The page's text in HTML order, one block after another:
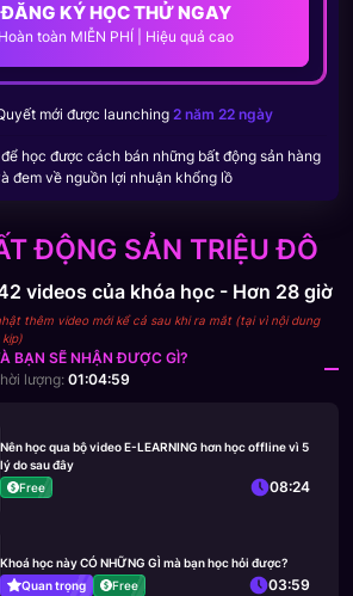
ĐỘNG SẢN TRIỆU ĐÔ
videos của khóa học - Hơn 28 giờ
thêm video mới kể cả sau khi ra mắt (tại vì nội dung
BẠN SẼ NHẬN ĐƯỢC GÌ?
lượng:01:04:59
Nên học qua bộ video E-LEARNING hơn học offline vì 5
lý do sau đây
Free
08:24
Khoá học này CÓ NHỮNG GÌ mà bạn học hỏi được?
Quan trọng
Free 03:59
ĐĂNG KÝ HỌC THỬ NGAY
Hoàn toàn MIỄN PHÍ | Hiệu quả cao
mới được launching 2 năm 22 ngày
học được cách bán những bất động sản hàng
đem về nguồn lợi nhuận khổng lồ